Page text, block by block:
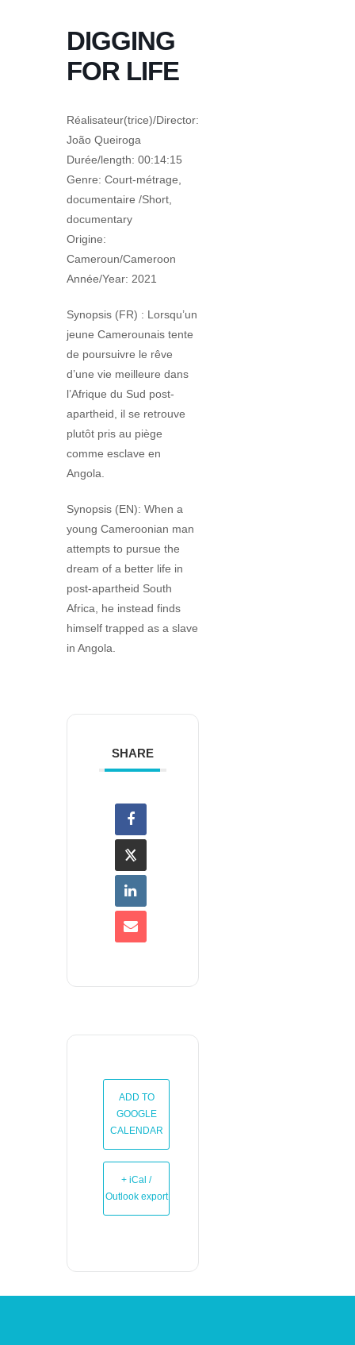
DIGGING
FOR LIFE
Réalisateur(trice)/Director:
João Queiroga
Durée/length: 00:14:15
Genre: Court-métrage,
documentaire /Short,
documentary
Origine:
Cameroun/Cameroon
Année/Year: 2021
Synopsis (FR) : Lorsqu’un
jeune Camerounais tente
de poursuivre le rêve
d’une vie meilleure dans
l’Afrique du Sud post-
apartheid, il se retrouve
plutôt pris au piège
comme esclave en
Angola.
Synopsis (EN): When a
young Cameroonian man
attempts to pursue the
dream of a better life in
post-apartheid South
Africa, he instead finds
himself trapped as a slave
in Angola.
SHARE
ADD TO
GOOGLE
CALENDAR
+ iCal /
Outlook export